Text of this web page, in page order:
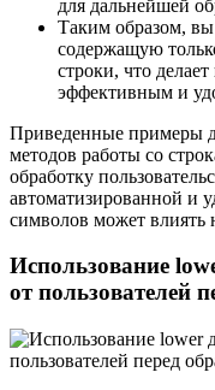
для дальнейшей
Таким образом, вы
содержащую
строки, что
эффективным и
Приведенные примеры
методов работы со
обработку
автоматизированной и
символов может влиять
Использование
от пользователей